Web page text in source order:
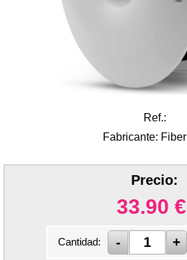
Ref.:
Fabricante:
Precio:
33.90 €
Cantidad: